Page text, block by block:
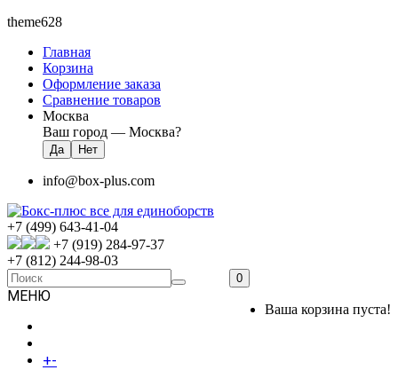
theme628
Главная
Корзина
Оформление заказа
Сравнение товаров
Москва
Ваш город — Москва?
info@box-plus.com
+7 (499) 643-41-04
+7 (919) 284-97-37
+7 (812) 244-98-03
0
Ваша корзина пуста!
МЕНЮ
+-